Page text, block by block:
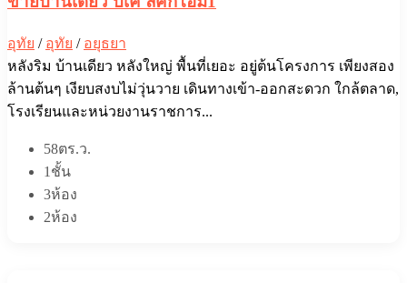
อุทัย / อุทัย / อยุธยา
หลังริม บ้านเดียว หลังใหญ่ พื้นที่เยอะ อยู่ต้นโครงการ เพียงสอง
ล้านต้นๆ เงียบสงบไม่วุ่นวาย เดินทางเข้า-ออกสะดวก ใกล้ตลาด,
โรงเรียนและหน่วยงานราชการ...
58ตร.ว.
1ชั้น
3ห้อง
2ห้อง